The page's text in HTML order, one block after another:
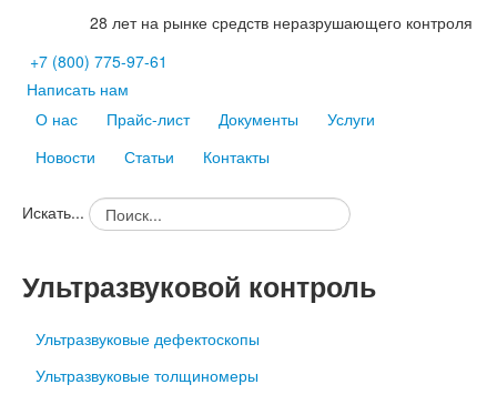
28 лет на рынке средств неразрушающего контроля
+7 (800) 775-97-61
Написать нам
О нас
Прайс-лист Документы
Услуги
Новости
Статьи Контакты
Искать...
Ультразвуковой контроль
Ультразвуковые дефектоскопы
Ультразвуковые толщиномеры